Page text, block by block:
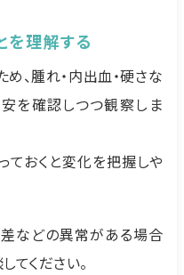
を理解する
、腫れ・内出血・硬さな
を確認しつつ観察しま
おくと変化を把握しや
などの異常がある場合
てください。